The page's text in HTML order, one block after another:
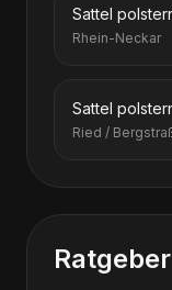
Sattel
Rhein-Neckar
Sattel
Ried /